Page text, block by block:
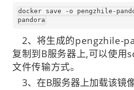
docker save -o pengzhile-
pandora
2、将生成的pengzhile-
复制到B服务器上,可以使用
文件传输方式。
3、在B服务器上加载该镜像